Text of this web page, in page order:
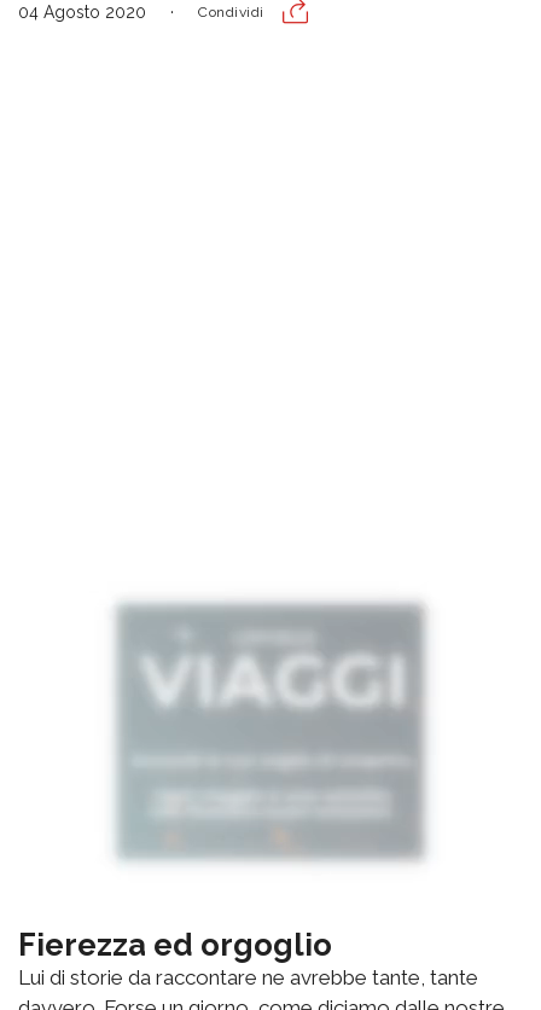
04 Agosto 2020 Condividi
Fierezza ed orgoglio
Lui di storie da raccontare ne avrebbe tante, tante